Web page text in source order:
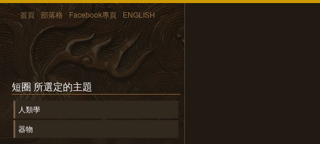
首頁 部落格 Facebook專頁 ENGLISH
短圈 所選定的主題
人類學
器物